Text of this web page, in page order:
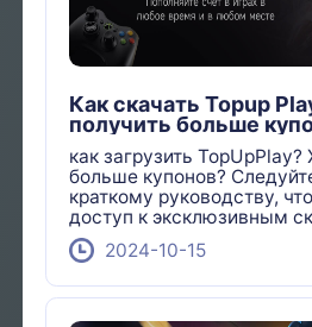
Как скачать Topup
получить больше
Пошаговое
как загрузить TopUpPlay?
больше купонов?
краткому руководству,
доступ к эксклюзивным
предложениям уже
2024-10-15